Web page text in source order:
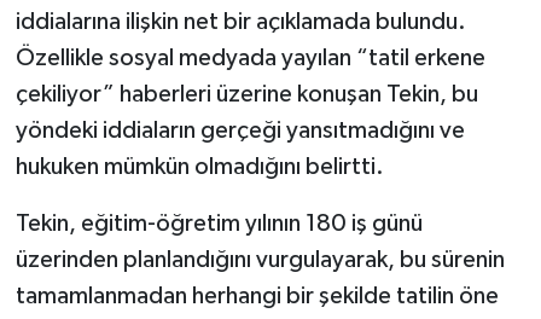
iddialarına ilişkin net bir açıklamada bulundu.
Özellikle sosyal medyada yayılan “tatil erkene
çekiliyor” haberleri üzerine konuşan Tekin, bu
yöndeki iddiaların gerçeği yansıtmadığını ve
hukuken mümkün olmadığını belirtti.
Tekin, eğitim-öğretim yılının 180 iş günü
üzerinden planlandığını vurgulayarak, bu sürenin
tamamlanmadan herhangi bir şekilde tatilin öne
Varto